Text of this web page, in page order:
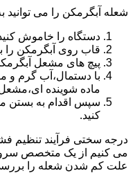
شعله آبگرمکن را می توانید
دستگاه را خاموش
قاب روی آبگرمکن را
پیچ های مشعل
با دستمال،آب گرم و
ماده شوینده ای،مشعل
سپس اقدام به بستن
کنید.
درجه سختی فرآیند تنظیم
می کنیم از یک متخصص
علت کم شدن شعله را